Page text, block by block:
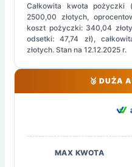
Całkowita kwota pożyczki
2500,00 złotych,
koszt pożyczki: 340,04
odsetki: 47,74 zł),
złotych. Stan na 12.12.2025 r.
🥉 DUŻA
MAX KWOTA